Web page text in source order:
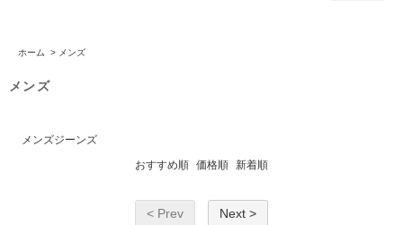
ホーム > メンズ
メンズ
メンズジーンズ
おすすめ順 価格順 新着順
< Prev Next >